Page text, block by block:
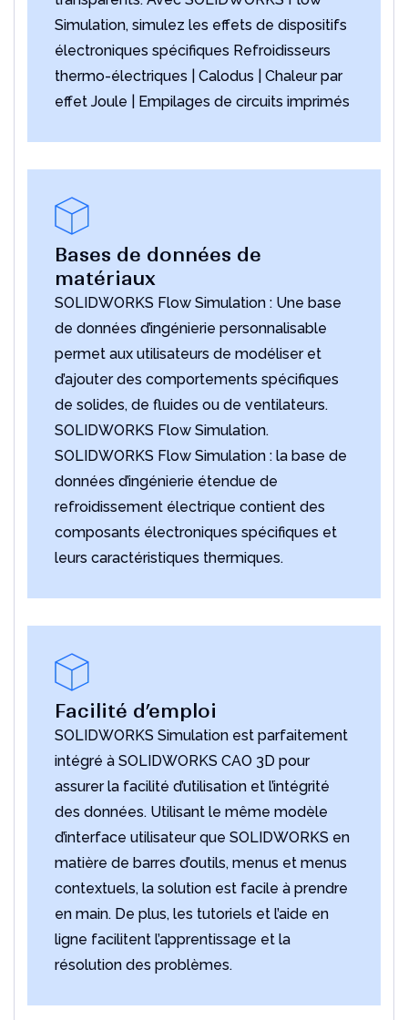
Simulation, simulez les effets de dispositifs
électroniques spécifiques Refroidisseurs
thermo-électriques | Calodus | Chaleur par
effet Joule | Empilages de circuits imprimés
Bases de données de
matériaux
SOLIDWORKS Flow Simulation : Une base
de données d’ingénierie personnalisable
permet aux utilisateurs de modéliser et
d’ajouter des comportements spécifiques
de solides, de fluides ou de ventilateurs.
SOLIDWORKS Flow Simulation.
SOLIDWORKS Flow Simulation : la base de
données d’ingénierie étendue de
refroidissement électrique contient des
composants électroniques spécifiques et
leurs caractéristiques thermiques.
Facilité d’emploi
SOLIDWORKS Simulation est parfaitement
intégré à SOLIDWORKS CAO 3D pour
assurer la facilité d’utilisation et l’intégrité
des données. Utilisant le même modèle
d’interface utilisateur que SOLIDWORKS en
matière de barres d’outils, menus et menus
contextuels, la solution est facile à prendre
en main. De plus, les tutoriels et l’aide en
ligne facilitent l’apprentissage et la
résolution des problèmes.